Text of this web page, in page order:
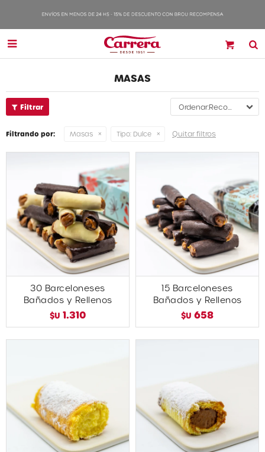

MASAS
Recomendados
Filtrando por: Masas Tipo: Dulce Quitar filtros
30 Barceloneses
Bañados y Rellenos
$U 1.310
15 Barceloneses
Bañados y Rellenos
$U 658